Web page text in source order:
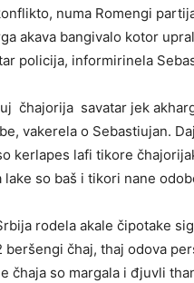
numa Romengi
akava bangivalo kotor
policija, informirinela
čhajorija savatar jek
vakerela o Sebastiujan.
kerlapes lafi tikore
so baš i tikori nane
rodela akale čipotake
beršengi čhaj, thaj odova
čhaja so margala i đjuvli